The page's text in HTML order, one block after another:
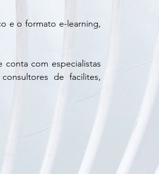
e o formato e-learning,
com especialistas
de facilites,